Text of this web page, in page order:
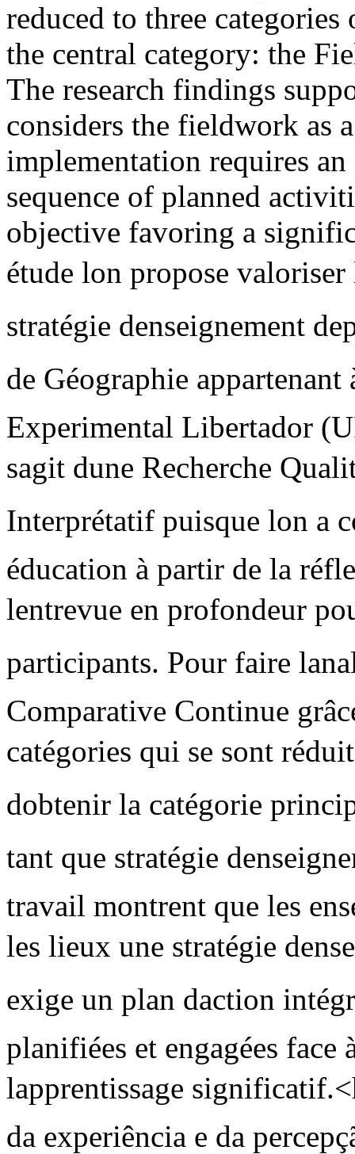
reduced to three
the central category: the
The research findings
considers the fieldwork as
implementation requires
sequence of planned
objective favoring a
étude lon propose
stratégie denseignement
de Géographie appartenant
Experimental Libertador
sagit dune Recherche
Interprétatif puisque lon a
éducation à partir de la
lentrevue en profondeur
participants. Pour faire
Comparative Continue
catégories qui se sont
dobtenir la catégorie
tant que stratégie
travail montrent que les
les lieux une stratégie
exige un plan daction
planifiées et engagées
lapprentissage
da experiência e da